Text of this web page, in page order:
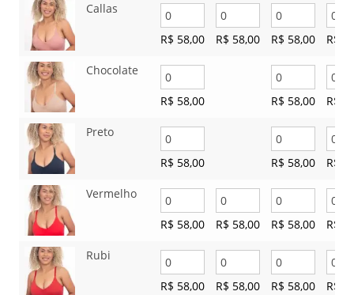
Callas
R$ 58,00 R$ 58,00 R$ 58,00 R$
Chocolate
R$ 58,00 R$ 58,00 R$
Preto
R$ 58,00 R$ 58,00 R$
Vermelho
R$ 58,00 R$ 58,00 R$ 58,00 R$
Rubi
R$ 58,00 R$ 58,00 R$ 58,00 R$